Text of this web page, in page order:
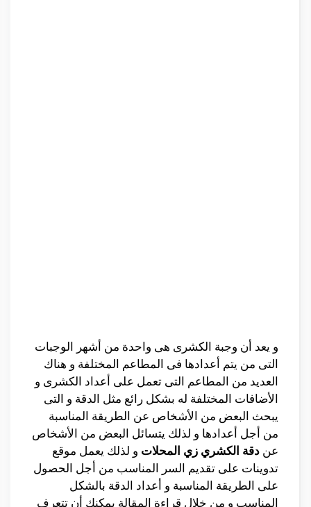
و يعد أن وجبة الكشرى هى واحدة من أشهر الوجبات
التى من يتم أعدادها فى المطاعم المختلفة و هناك
العديد من المطاعم التى تعمل على أعداد الكشرى و
الأضافات المختلفة له بشكل رائع مثل الدقة و التى
يبحث البعض من الأشخاص عن الطريقة المناسبة
من أجل أعدادها و لذلك يتسائل البعض من الأشخاص
عن دقة الكشري زي المحلات و لذلك يعمل موقع
تدوينات على تقديم السر المناسب من أجل الحصول
على الطريقة المناسبة و أعداد الدقة بالشكل
المناسب و من خلال قراءة المقالة يمكنك أن تتعرف